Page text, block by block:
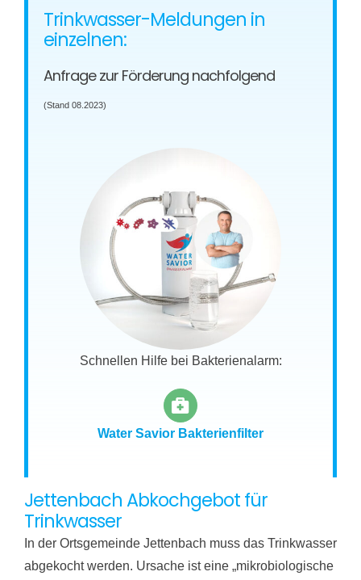
Trinkwasser-Meldungen in
einzelnen:
Anfrage zur Förderung nachfolgend
(Stand 08.2023)
Schnellen Hilfe bei Bakterienalarm:
Water Savior Bakterienfilter
Jettenbach Abkochgebot für
Trinkwasser
In der Ortsgemeinde Jettenbach muss das Trinkwasser
abgekocht werden. Ursache ist eine „mikrobiologische